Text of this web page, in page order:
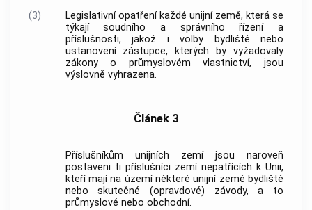
(3)
Legislativní opatření každé unijní země, která se
týkají soudního a správního řízení a
příslušnosti, jakož i volby bydliště nebo
ustanovení zástupce, kterých by vyžadovaly
zákony o průmyslovém vlastnictví, jsou
výslovně vyhrazena.
Článek 3
Příslušníkům unijních zemí jsou naroveň
postaveni ti příslušníci zemí nepatřících k Unii,
kteří mají na území některé unijní země bydliště
nebo skutečné (opravdové) závody, a to
průmyslové nebo obchodní.